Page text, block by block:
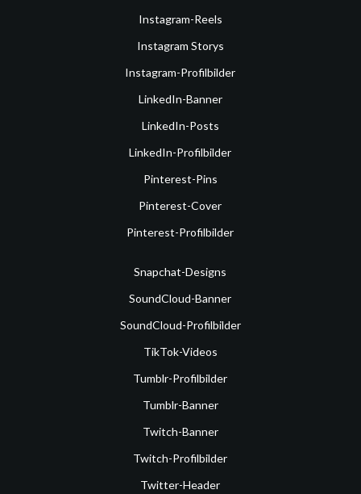
Instagram-Reels
Instagram Storys
Instagram-Profilbilder
LinkedIn-Banner
LinkedIn-Posts
LinkedIn-Profilbilder
Pinterest-Pins
Pinterest-Cover
Pinterest-Profilbilder
Snapchat-Designs
SoundCloud-Banner
SoundCloud-Profilbilder
TikTok-Videos
Tumblr-Profilbilder
Tumblr-Banner
Twitch-Banner
Twitch-Profilbilder
Twitter-Header